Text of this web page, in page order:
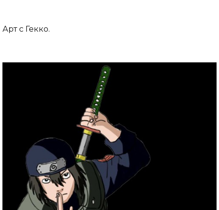
Арт с Гекко.